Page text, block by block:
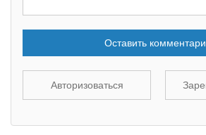
Оставить
Авторизоваться